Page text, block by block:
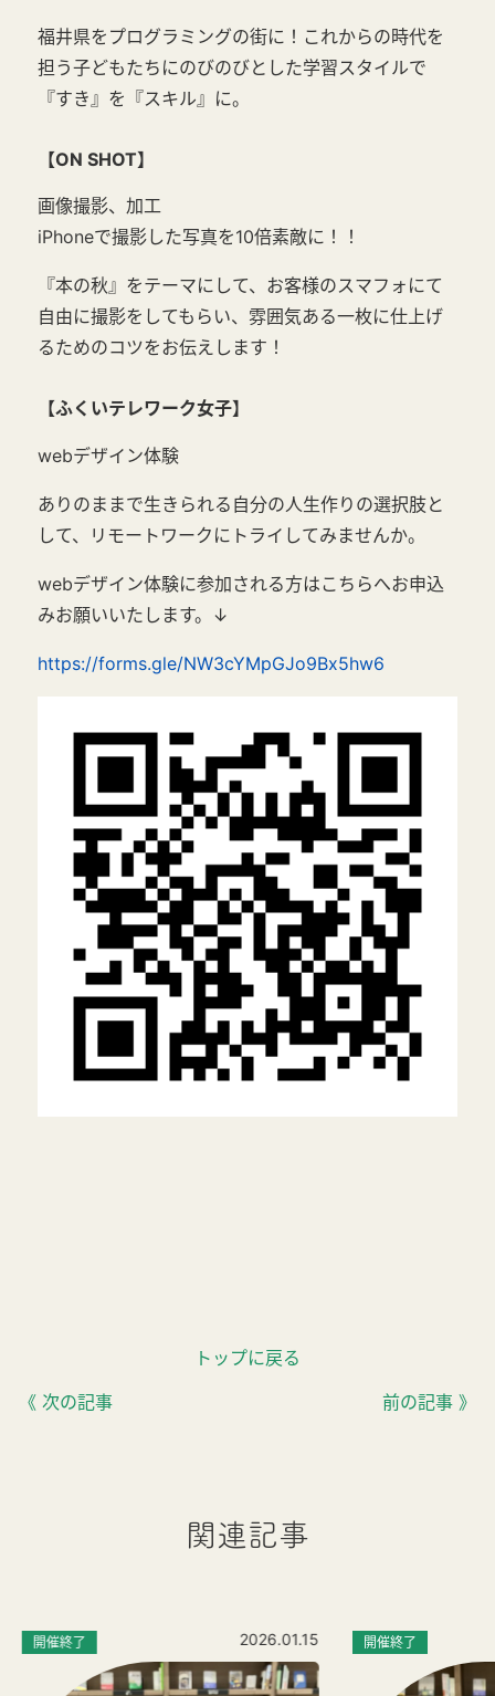
福井県をプログラミングの街に！これからの時代を
担う子どもたちにのびのびとした学習スタイルで
『すき』を『スキル』に。
【ON SHOT】
画像撮影、加工
iPhoneで撮影した写真を10倍素敵に！！
『本の秋』をテーマにして、お客様のスマフォにて
自由に撮影をしてもらい、雰囲気ある一枚に仕上げ
るためのコツをお伝えします！
【ふくいテレワーク女子】
webデザイン体験
ありのままで生きられる自分の人生作りの選択肢と
して、リモートワークにトライしてみませんか。
webデザイン体験に参加される方はこちらへお申込
みお願いいたします。↓
https://forms.gle/NW3cYMpGJo9Bx5hw6
《 次の記事
トップに戻る
前の記事 》
関連記事
開催終了 2026.01.15 開催終了